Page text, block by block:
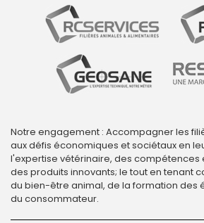
Notre engagement : Accompagner les
aux défis économiques et sociétaux en
l'expertise vétérinaire, des compétences
des produits innovants; le tout en tenant
du bien-être animal, de la formation des
du consommateur.